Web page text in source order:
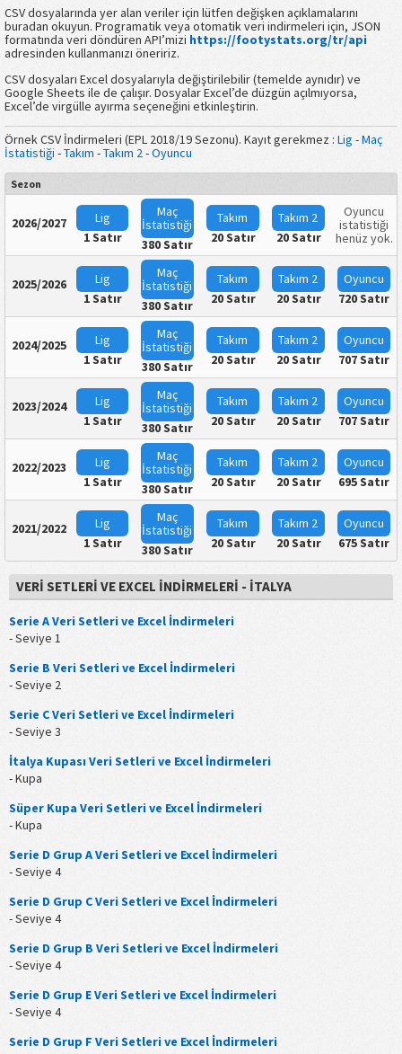
CSV dosyalarında yer alan veriler için lütfen değişken açıklamalarını
buradan okuyun. Programatik veya otomatik veri indirmeleri için, JSON
formatında veri döndüren API’mizi https://footystats.org/tr/api
adresinden kullanmanızı öneririz.
CSV dosyaları Excel dosyalarıyla değiştirilebilir (temelde aynıdır) ve
Google Sheets ile de çalışır. Dosyalar Excel’de düzgün açılmıyorsa,
Excel’de virgülle ayırma seçeneğini etkinleştirin.
Örnek CSV İndirmeleri (EPL 2018/19 Sezonu). Kayıt gerekmez : Lig -Maç
İstatistiği -Takım -Takım 2 -Oyuncu
Sezon
2026/2027
Lig
1 Satır
Maç
İstatistiği
380 Satır
Takım
20 Satır
Takım 2
20 Satır
Oyuncu
istatistiği
henüz yok.
2025/2026
Lig
1 Satır
Maç
İstatistiği
380 Satır
Takım
20 Satır
Takım 2
20 Satır
Oyuncu
720 Satır
2024/2025
Lig
1 Satır
Maç
İstatistiği
380 Satır
Takım
20 Satır
Takım 2
20 Satır
Oyuncu
707 Satır
2023/2024
Lig
1 Satır
Maç
İstatistiği
380 Satır
Takım
20 Satır
Takım 2
20 Satır
Oyuncu
707 Satır
2022/2023
Lig
1 Satır
Maç
İstatistiği
380 Satır
Takım
20 Satır
Takım 2
20 Satır
Oyuncu
695 Satır
2021/2022
Lig
1 Satır
Maç
İstatistiği
380 Satır
Takım
20 Satır
Takım 2
20 Satır
Oyuncu
675 Satır
VERI SETLERI VE EXCEL İNDIRMELERI - İTALYA
Serie A Veri Setleri ve Excel İndirmeleri
- Seviye 1
Serie B Veri Setleri ve Excel İndirmeleri
- Seviye 2
Serie C Veri Setleri ve Excel İndirmeleri
- Seviye 3
İtalya Kupası Veri Setleri ve Excel İndirmeleri
- Kupa
Süper Kupa Veri Setleri ve Excel İndirmeleri
- Kupa
Serie D Grup A Veri Setleri ve Excel İndirmeleri
- Seviye 4
Serie D Grup C Veri Setleri ve Excel İndirmeleri
- Seviye 4
Serie D Grup B Veri Setleri ve Excel İndirmeleri
- Seviye 4
Serie D Grup E Veri Setleri ve Excel İndirmeleri
- Seviye 4
Serie D Grup F Veri Setleri ve Excel İndirmeleri